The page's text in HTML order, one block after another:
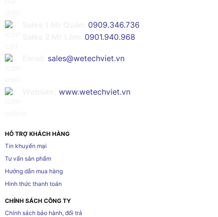
0909.346.736
0901.940.968
sales@wetechviet.vn
www.wetechviet.vn
HỖ TRỢ KHÁCH HÀNG
Tin khuyến mại
Tư vấn sản phẩm
Hướng dẫn mua hàng
Hình thức thanh toán
CHÍNH SÁCH CÔNG TY
Chính sách bảo hành, đổi trả